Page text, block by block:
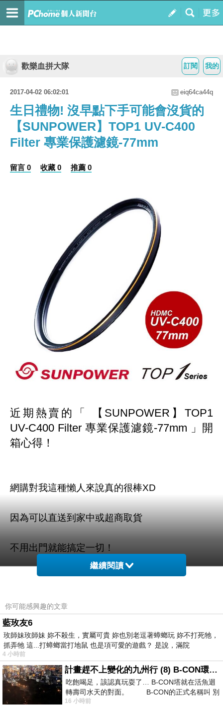
我的
訂閱
歡樂血拼大隊
2017-04-02 06:02:01 eiq64ca44q
生日禮物! 沒早點下手可能會沒貨的
【SUNPOWER】TOP1 UV-C400
Filter 專業保護濾鏡-77mm
留言 0 收藏 0 推薦 0
近期熱賣的
「 【SUNPOWER】TOP1
UV-C400 Filter 專業保護濾鏡-77mm 」 開
箱心得！
網購對我這種懶人來說真的很棒XD
因為可以直送到家中或超商取貨
不用出門就能搞定一切！
例如生活用品到電子3C或團購美食
不怕你買不到只怕你想不到A_A！
最近在PTT上看到「 【SUNPOWER】TOP1
UV-C400 Filter 專業保護濾鏡-77mm 」
想要！
其實早就很想買了！
繼續閱讀
你可能感興趣的文章
藍玫友6
玫師妹玫師妹 妳不殺生，實屬可貴 妳也別老逗著蟑螂玩 妳不打死牠，
抓弄牠 這...打蟑螂當打地鼠 也是項可愛的遊戲？ 是說，滿院
4 小時前
計畫趕不上變化的九州行 (8) B-CON環球塔
吃飽喝足，該認真玩耍了… B-CON塔就在活魚迴
轉壽司水天的對面。 B-CON的正式名稱叫 別
16 小時前